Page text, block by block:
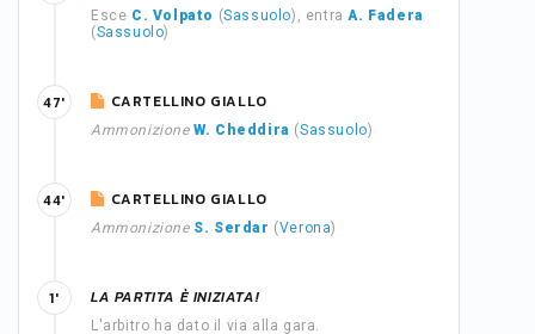
Esce C. Volpato (Sassuolo), entraA. Fadera
(Sassuolo)
CARTELLINO GIALLO
Ammonizione W. Cheddira (Sassuolo)
47'
CARTELLINO GIALLO
Ammonizione S. Serdar (Verona)
44'
LA PARTITA È INIZIATA!
L'arbitro ha dato il via alla gara.
1'